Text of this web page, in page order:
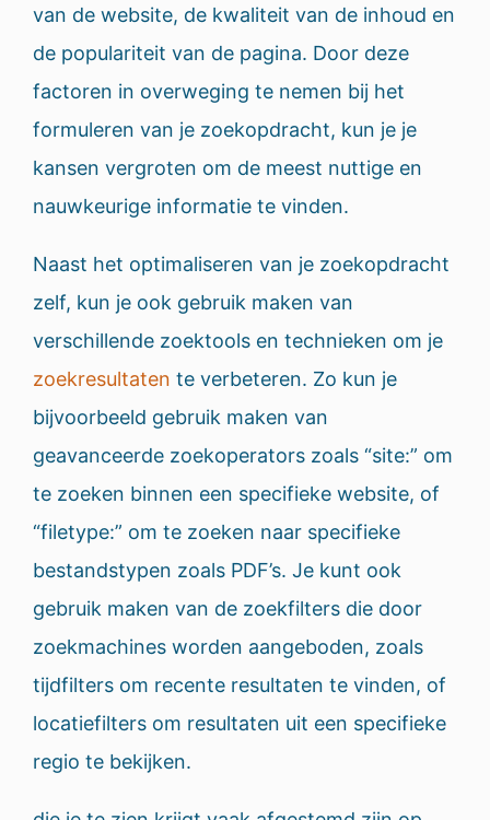
van de website, de kwaliteit van de inhoud en
de populariteit van de pagina. Door deze
factoren in overweging te nemen bij het
formuleren van je zoekopdracht, kun je je
kansen vergroten om de meest nuttige en
nauwkeurige informatie te vinden.
Naast het optimaliseren van je zoekopdracht
zelf, kun je ook gebruik maken van
verschillende zoektools en technieken om je
zoekresultaten te verbeteren. Zo kun je
bijvoorbeeld gebruik maken van
geavanceerde zoekoperators zoals “site:” om
te zoeken binnen een specifieke website, of
“filetype:” om te zoeken naar specifieke
bestandstypen zoals PDF’s. Je kunt ook
gebruik maken van de zoekfilters die door
zoekmachines worden aangeboden, zoals
tijdfilters om recente resultaten te vinden, of
locatiefilters om resultaten uit een specifieke
regio te bekijken.